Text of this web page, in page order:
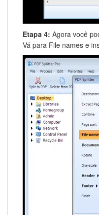
Etapa 4: Agora você
Vá para File names e